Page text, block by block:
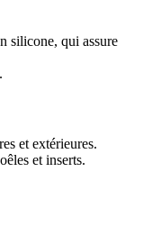
silicone, qui assure
et extérieures.
et inserts.